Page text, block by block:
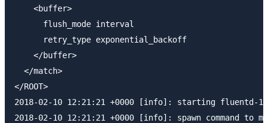
    <buffer>
      flush_mode interval
      retry_type exponential_backoff
    </buffer>
  </match>
</ROOT>
2018-02-10 12:21:21 +0000 [info]: starting fluentd-
2018-02-10 12:21:21 +0000 [info]: spawn